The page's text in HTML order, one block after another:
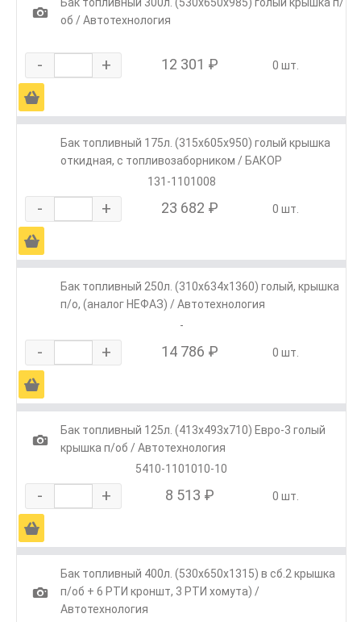
1
об / Автотехнология
- + 12 301 ₽ 0 шт.
Ä
Бак топливный 175л. (315х605х950) голый крышка
откидная, с топливозаборником / БАКОР
131-1101008
- + 23 682 ₽ 0 шт.
Ä
Бак топливный 250л. (310х634х1360) голый, крышка
п/о, (аналог НЕФАЗ) / Автотехнология
-
- + 14 786 ₽ 0 шт.
Ä
1
Бак топливный 125л. (413х493х710) Евро-3 голый
крышка п/об / Автотехнология
5410-1101010-10
- + 8 513 ₽ 0 шт.
Ä
1
Бак топливный 400л. (530х650х1315) в сб.2 крышка
п/об + 6 РТИ кроншт, 3 РТИ хомута) /
Автотехнология